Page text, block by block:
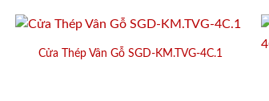
Cửa Thép Vân Gỗ SGD-KM.TVG-4C.1